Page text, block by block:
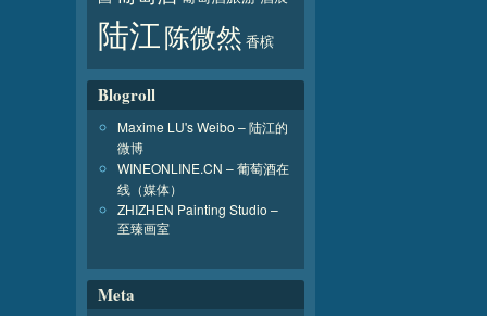
陆江陈微然 香槟
Blogroll
Maxime LU's Weibo – 陆江的
微博
WINEONLINE.CN – 葡萄酒在
线（媒体）
ZHIZHEN Painting Studio –
至臻画室
Meta